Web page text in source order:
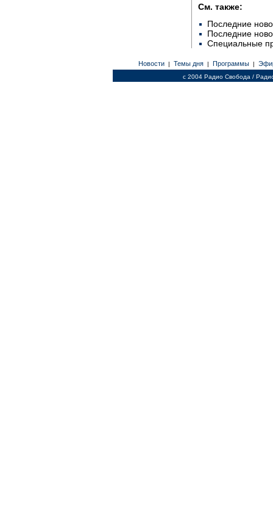
См. также:
Последние
Последние
Специальные
Новости | Темы дня | Программы |
c 2004 Радио Свобода /